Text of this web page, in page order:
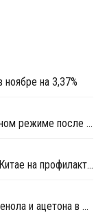
на 3,37%
ZPC загрузила завод БФА в Китае в штатном режиме после перезапуска
CSPC закрыла завод фенола и ацетона в Китае на профилактику
PTT Phenol в мае загрузила два завода фенола и ацетона в Таиланде на полную мощность